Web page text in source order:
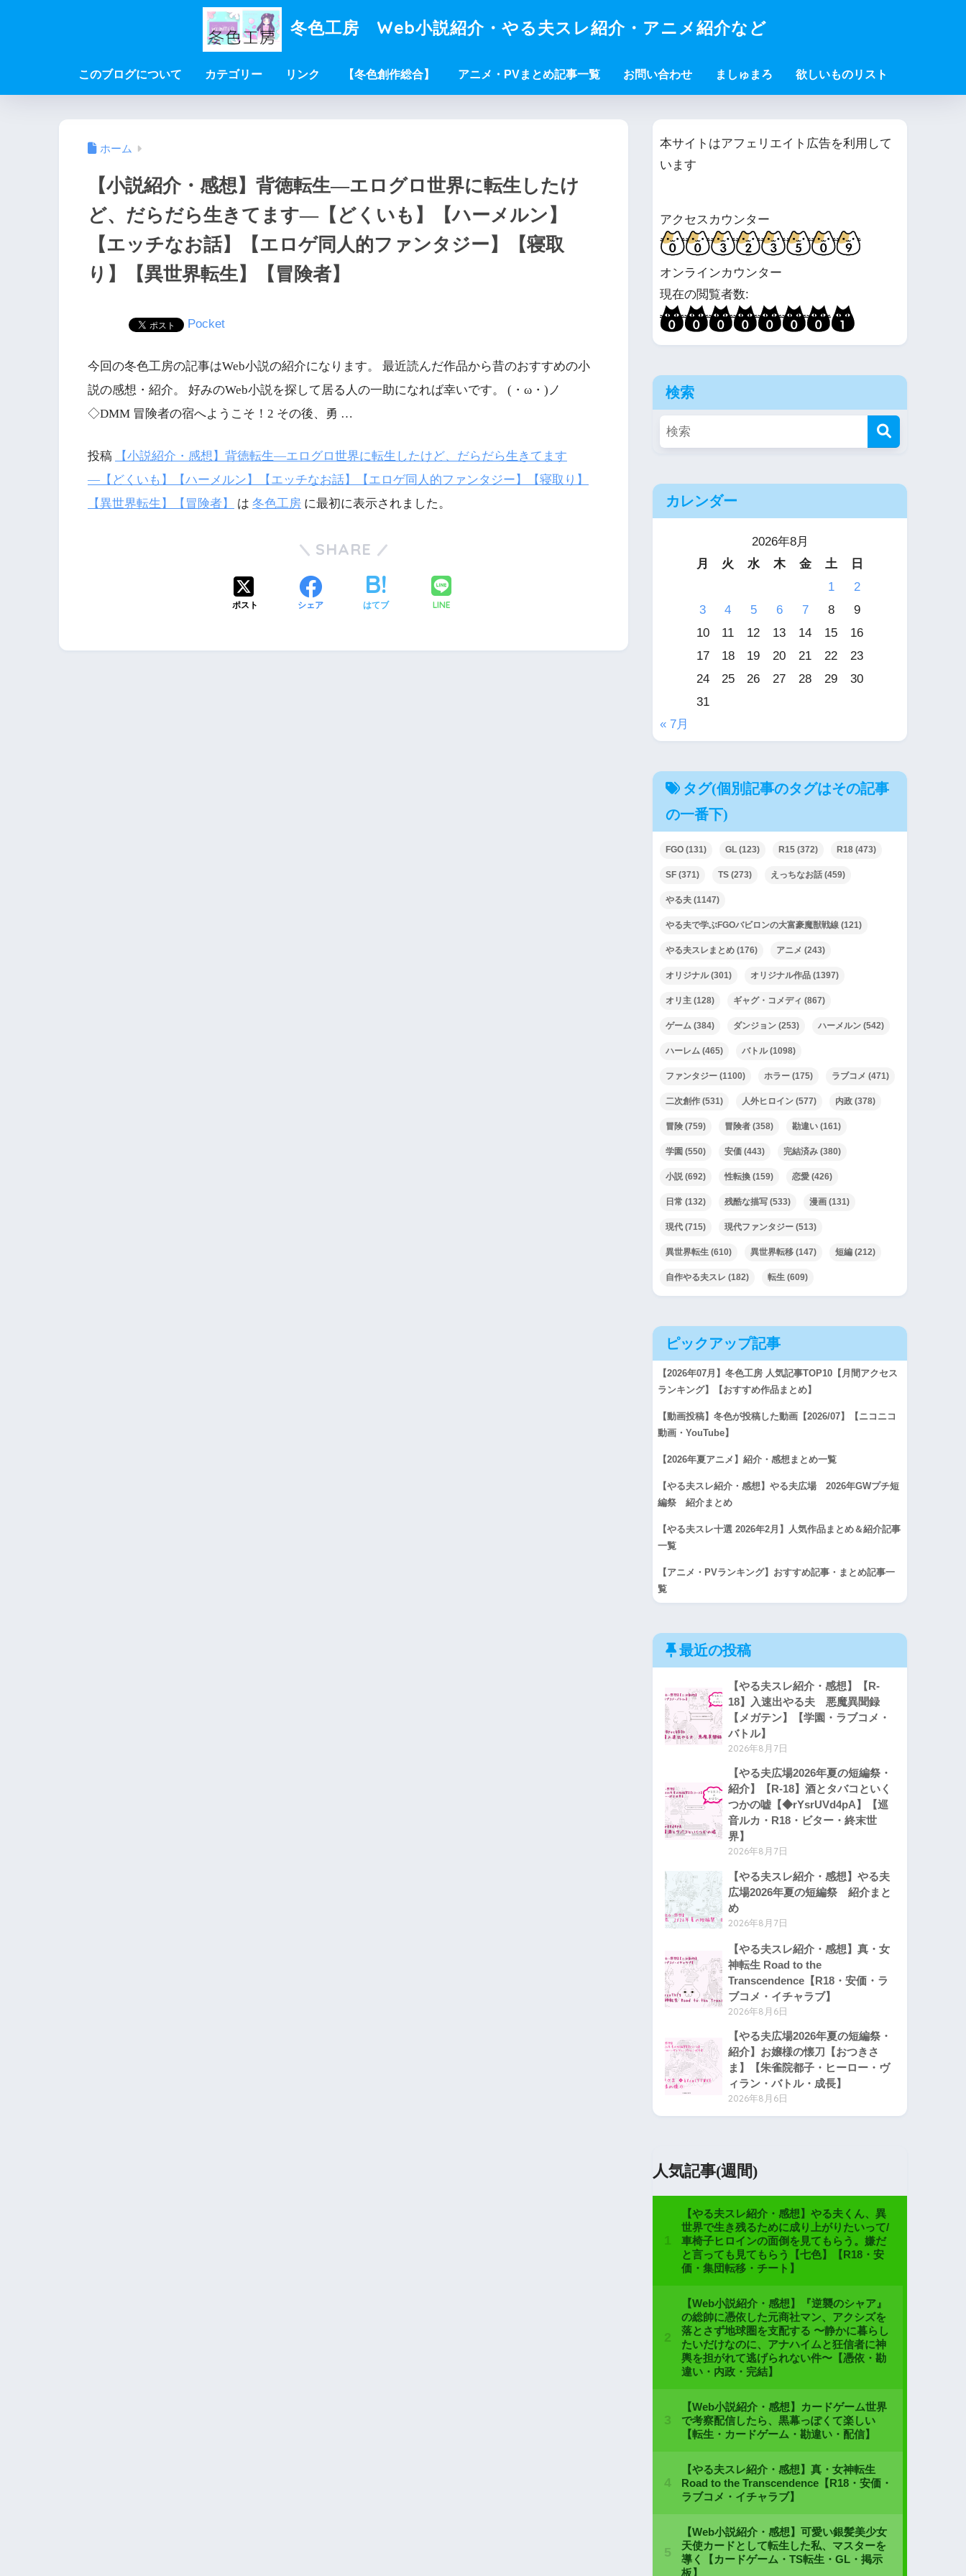
冬色工房 Web小説紹介・やる夫スレ紹介・アニメ紹介など
このブログについて カテゴリー リンク 【冬色創作総合】 アニメ・PVまとめ記事一覧 お問い合わせ ましゅまろ 欲しいものリスト
ホーム
【小説紹介・感想】背徳転生―エログロ世界に転生したけ
ど、だらだら生きてます―【どくいも】【ハーメルン】
【エッチなお話】【エロゲ同人的ファンタジー】【寝取
り】【異世界転生】【冒険者】
Pocket
今回の冬色工房の記事はWeb小説の紹介になります。 最近読んだ作品から昔のおすすめの小
説の感想・紹介。 好みのWeb小説を探して居る人の一助になれば幸いです。 (・ω・)ノ
◇DMM 冒険者の宿へようこそ！2 その後、勇 …
投稿
【小説紹介・感想】背徳転生―エログロ世界に転生したけど、だらだら生きてます
―【どくいも】【ハーメルン】【エッチなお話】【エロゲ同人的ファンタジー】【寝取り】
【異世界転生】【冒険者】
は 冬色工房 に最初に表示されました。
SHARE
ポスト シェア はてブ LINE
本サイトはアフェリエイト広告を利用して
います
アクセスカウンター
オンラインカウンター
現在の閲覧者数:
検索
カレンダー
2026年8月
月
火 水 木 金 土
日
1
2
3
4 5 6 7 8
9
10
11 12 13 14 15
16
17
18 19 20 21 22
23
24
25 26 27 28 29
30
31
« 7月
タグ(個別記事のタグはその記事
の一番下)
FGO (131) GL (123) R15 (372) R18 (473)
SF (371) TS (273) えっちなお話 (459)
やる夫 (1147)
やる夫で学ぶFGOバビロンの大富豪魔獣戦線 (121)
やる夫スレまとめ (176) アニメ (243)
オリジナル(301) オリジナル作品 (1397)
オリ主 (128) ギャグ・コメディ (867)
ゲーム (384) ダンジョン (253) ハーメルン (542)
ハーレム (465) バトル(1098)
ファンタジー (1100) ホラー (175) ラブコメ (471)
二次創作 (531) 人外ヒロイン (577) 内政 (378)
冒険 (759) 冒険者 (358) 勘違い (161)
学園 (550) 安価 (443) 完結済み (380)
小説(692) 性転換 (159) 恋愛 (426)
日常 (132) 残酷な描写 (533) 漫画 (131)
現代 (715) 現代ファンタジー (513)
異世界転生 (610) 異世界転移 (147) 短編 (212)
自作やる夫スレ (182) 転生 (609)
ピックアップ記事
【2026年07月】冬色工房 人気記事TOP10【月間アクセス
ランキング】【おすすめ作品まとめ】
【動画投稿】冬色が投稿した動画【2026/07】【ニコニコ
動画・YouTube】
【2026年夏アニメ】紹介・感想まとめ一覧
【やる夫スレ紹介・感想】やる夫広場 2026年GWプチ短
編祭 紹介まとめ
【やる夫スレ十選 2026年2月】人気作品まとめ＆紹介記事
一覧
【アニメ・PVランキング】おすすめ記事・まとめ記事一
覧
最近の投稿
【やる夫スレ紹介・感想】【R-
18】入速出やる夫 悪魔異聞録
【メガテン】【学園・ラブコメ・
バトル】
2026年8月7日
【やる夫広場2026年夏の短編祭・
紹介】【R-18】酒とタバコといく
つかの嘘【◆rYsrUVd4pA】【巡
音ルカ・R18・ビター・終末世
界】
2026年8月7日
【やる夫スレ紹介・感想】やる夫
広場2026年夏の短編祭 紹介まと
め
2026年8月7日
【やる夫スレ紹介・感想】真・女
神転生 Road to the
Transcendence【R18・安価・ラ
ブコメ・イチャラブ】
2026年8月6日
【やる夫広場2026年夏の短編祭・
紹介】お嬢様の懐刀【おつきさ
ま】【朱雀院都子・ヒーロー・ヴ
ィラン・バトル・成長】
2026年8月6日
人気記事(週間)